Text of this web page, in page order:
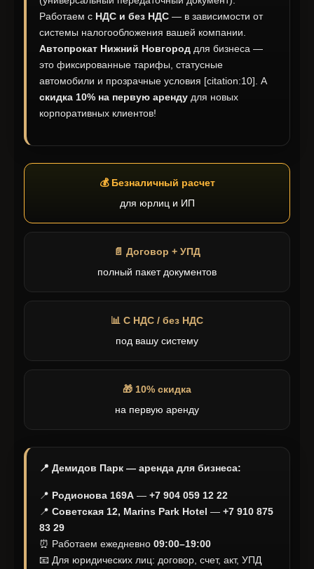
Работаем с НДС и без НДС — в зависимости от
системы налогообложения вашей компании.
Автопрокат Нижний Новгород для бизнеса —
это фиксированные тарифы, статусные
автомобили и прозрачные условия [citation:10]. А
скидка 10% на первую аренду для новых
корпоративных клиентов!
💰 Безналичный расчет
для юрлиц и ИП
📄 Договор + УПД
полный пакет документов
📊 С НДС / без НДС
под вашу систему
🎁 10% скидка
на первую аренду
📍 Демидов Парк — аренда для бизнеса:
📍 Родионова 169А — +7 904 059 12 22
📍 Советская 12, Marins Park Hotel — +7 910 875
83 29
⏰ Работаем ежедневно 09:00–19:00
📧 Для юридических лиц: договор, счет, акт, УПД